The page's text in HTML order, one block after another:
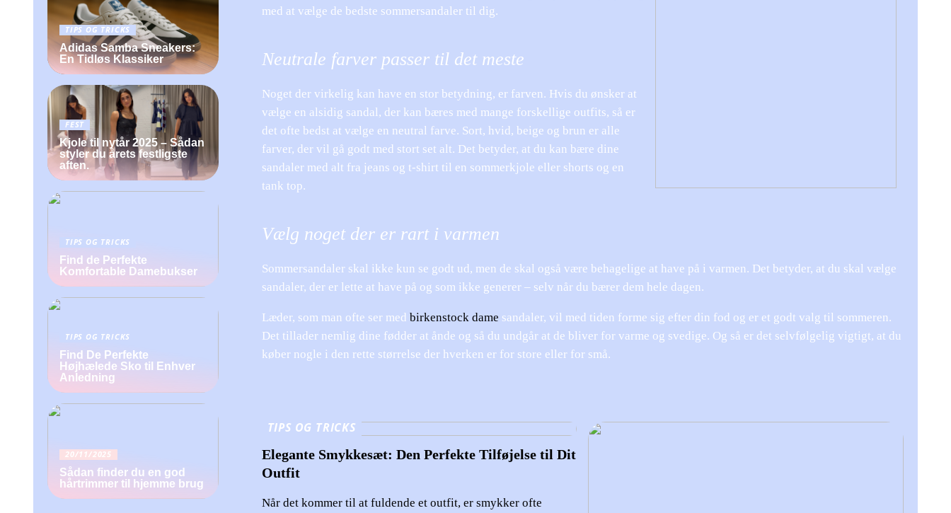
med at vælge de bedste sommersandaler til dig.
Neutrale farver passer til det meste
Noget der virkelig kan have en stor betydning, er farven. Hvis du ønsker at
vælge en alsidig sandal, der kan bæres med mange forskellige outfits, så er
det ofte bedst at vælge en neutral farve. Sort, hvid, beige og brun er alle
farver, der vil gå godt med stort set alt. Det betyder, at du kan bære dine
sandaler med alt fra jeans og t-shirt til en sommerkjole eller shorts og en
tank top.
Vælg noget der er rart i varmen
Sommersandaler skal ikke kun se godt ud, men de skal også være behagelige at have på i varmen. Det betyder, at du skal vælge
sandaler, der er lette at have på og som ikke generer – selv når du bærer dem hele dagen.
Læder, som man ofte ser med birkenstock dame sandaler, vil med tiden forme sig efter din fod og er et godt valg til sommeren.
Det tillader nemlig dine fødder at ånde og så du undgår at de bliver for varme og svedige. Og så er det selvfølgelig vigtigt, at du
køber nogle i den rette størrelse der hverken er for store eller for små.
TIPS OG TRICKS
Elegante Smykkesæt: Den Perfekte Tilføjelse til Dit
Outfit
Når det kommer til at fuldende et outfit, er smykker ofte
TIPS OG TRICKS
Adidas Samba Sneakers:
En Tidløs Klassiker
FEST
Kjole til nytår 2025 – Sådan
styler du årets festligste
aften.
TIPS OG TRICKS
Find de Perfekte
Komfortable Damebukser
TIPS OG TRICKS
Find De Perfekte
Højhælede Sko til Enhver
Anledning
20/11/2025
Sådan finder du en god
hårtrimmer til hjemme brug